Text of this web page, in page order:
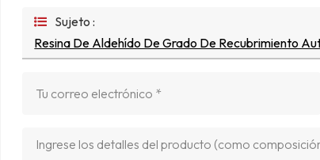
Sujeto :
Resina De Aldehído De Grado De Recubrimiento